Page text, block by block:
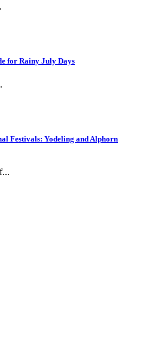
for Rainy July Days
Festivals: Yodeling and Alphorn